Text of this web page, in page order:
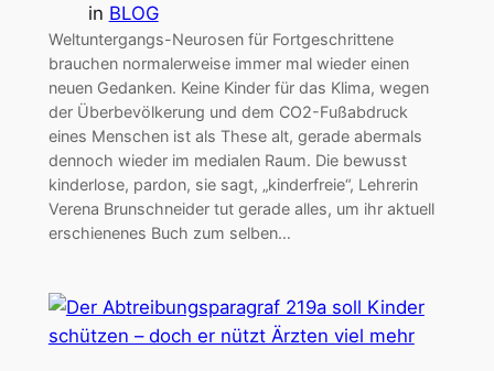
in BLOG
Weltuntergangs-Neurosen für Fortgeschrittene
brauchen normalerweise immer mal wieder einen
neuen Gedanken. Keine Kinder für das Klima, wegen
der Überbevölkerung und dem CO2-Fußabdruck
eines Menschen ist als These alt, gerade abermals
dennoch wieder im medialen Raum. Die bewusst
kinderlose, pardon, sie sagt, „kinderfreie“, Lehrerin
Verena Brunschneider tut gerade alles, um ihr aktuell
erschienenes Buch zum selben…